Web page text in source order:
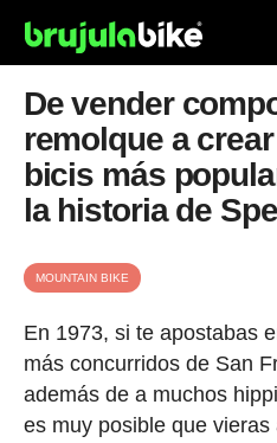
De vender
remolque a
bicis más
la historia de
MOUNTAIN BIKE
En 1973, si te apostabas
más concurridos de San
además de a muchos
es muy posible que